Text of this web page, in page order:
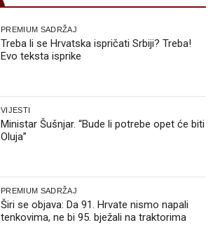
PREMIUM SADRŽAJ
Treba li se Hrvatska ispričati Srbiji? Treba!
Evo teksta isprike
VIJESTI
Ministar Šušnjar. “Bude li potrebe opet će biti
Oluja”
PREMIUM SADRŽAJ
Širi se objava: Da 91. Hrvate nismo napali
tenkovima, ne bi 95. bježali na traktorima